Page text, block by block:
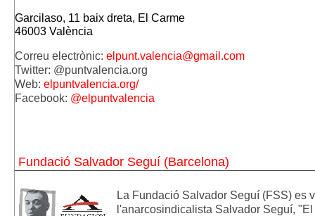
Garcilaso, 11 baix dreta, El Carme
46003 València
Correu electrònic: elpunt.valencia@gmail.com
Twitter: @puntvalencia.org
Web: elpuntvalencia.org/
Facebook: @elpuntvalencia
Fundació Salvador Seguí (Barcelona)
La Fundació Salvador Seguí (FSS) es
l'anarcosindicalista Salvador Seguí,